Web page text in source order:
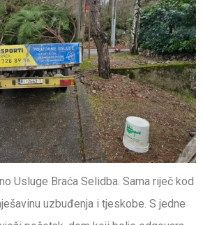
Usluge Braća Selidba. Sama riječ kod
uzbuđenja i tjeskobe. S jedne